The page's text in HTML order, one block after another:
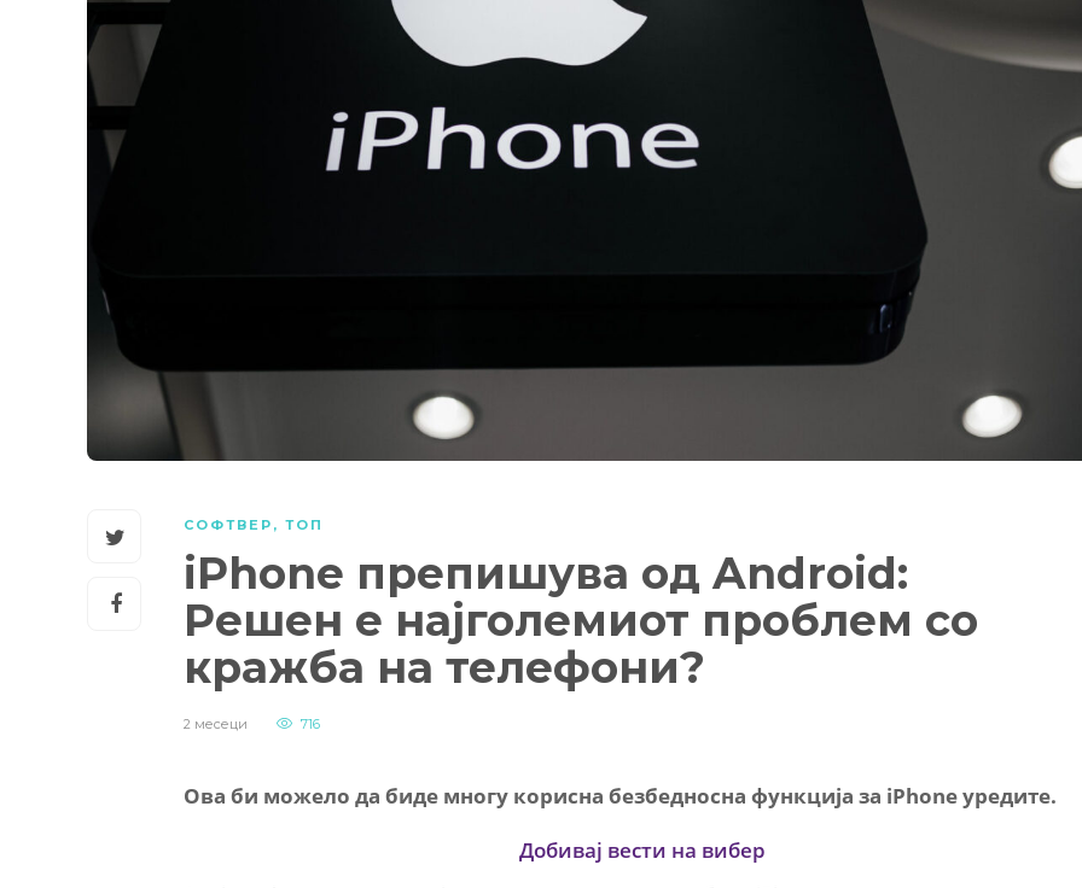
СОФТВЕР , ТОП
iPhone препишува од Android:
Решен е најголемиот проблем со
кражба на телефони?
2 месеци 716
Ова би можело да биде многу корисна безбедносна функција за iPhone уредите.
Добивај вести на вибер